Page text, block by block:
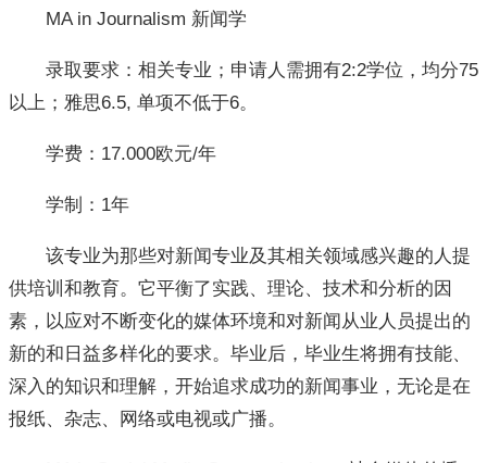
MA in Journalism 新闻学
录取要求：相关专业；申请人需拥有2:2学位，均分75
以上；雅思6.5, 单项不低于6。
学费：17.000欧元/年
学制：1年
该专业为那些对新闻专业及其相关领域感兴趣的人提
供培训和教育。它平衡了实践、理论、技术和分析的因
素，以应对不断变化的媒体环境和对新闻从业人员提出的
新的和日益多样化的要求。毕业后，毕业生将拥有技能、
深入的知识和理解，开始追求成功的新闻事业，无论是在
报纸、杂志、网络或电视或广播。